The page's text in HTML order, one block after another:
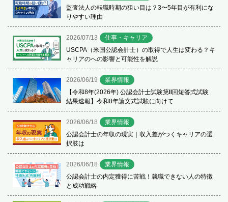
監査法人の転職時期の狙い目は？3〜5年目が有利にな
りやすい理由
2026/07/13
仕事・キャリア
USCPA（米国公認会計士）の取得で人生は変わる？キ
ャリアのへの影響と可能性を解説
2026/06/19
業界情報
【令和8年(2026年) 公認会計士試験第Ⅱ回短答式試験
結果速報】令和8年論文式試験に向けて
2026/06/18
業界情報
公認会計士の年収の現実｜収入差がつくキャリアの選
択肢は
2026/06/18
業界情報
公認会計士の内定獲得に苦戦！就職できない人の特徴
と成功戦略